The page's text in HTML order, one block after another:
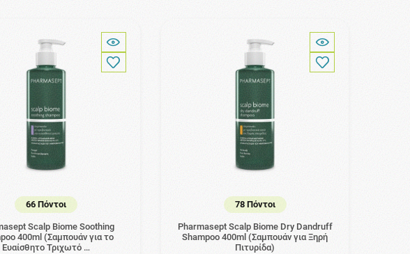
66 Πόντοι
Scalp Biome Soothing
400ml (Σαμπουάν για το
Ευαίσθητο Τριχωτό …
78 Πόντοι
Pharmasept Scalp Biome Dry Dandruff
Shampoo 400ml (Σαμπουάν για Ξηρή
Πιτυρίδα)